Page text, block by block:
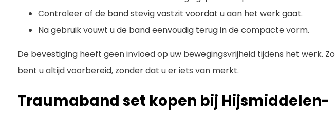
Controleer of de band stevig vastzit voordat u aan het werk gaat.
Na gebruik vouwt u de band eenvoudig terug in de compacte vorm.
De bevestiging heeft geen invloed op uw bewegingsvrijheid tijdens het werk. Zo
bent u altijd voorbereid, zonder dat u er iets van merkt.
Traumaband set kopen bij Hijsmiddelen-